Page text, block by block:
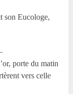
son Eucologe,
porte du matin
vers celle